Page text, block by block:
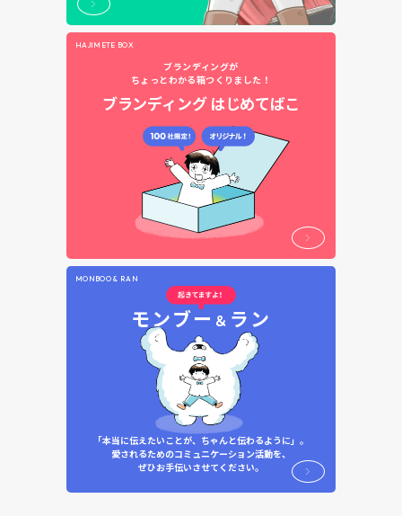
HAJIMETE BOX
ブランディングが
ちょっとわかる箱つくりました！
ブランディング はじめてばこ
MONBOO & RAN
モンブー ＆ ラン
「本当に伝えたいことが、ちゃんと伝わるように」。
愛されるためのコミュニケーション活動を、
ぜひお手伝いさせてください。